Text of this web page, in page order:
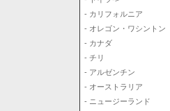
- カリフォルニア
- オレゴン・ワシントン
- カナダ
- チリ
- アルゼンチン
- オーストラリア
- ニュージーランド